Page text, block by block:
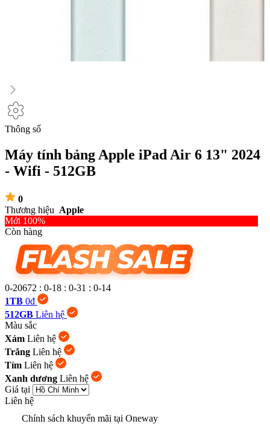
Thông số
Máy tính bảng Apple iPad Air 6 13" 2024
- Wifi - 512GB
0
Thương hiệu Apple
Mới 100%
Còn hàng
0-20672 : 0-18 : 0-31 : 0-15
1TB 0đ
512GB Liên hệ
Màu sắc
Xám Liên hệ
Trắng Liên hệ
Tím Liên hệ
Xanh dương Liên hệ
Giá tại
Liên hệ
Chính sách khuyến mãi tại Oneway